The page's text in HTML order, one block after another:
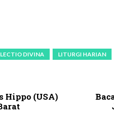
LECTIO DIVINA LITURGI HARIAN
(USA)